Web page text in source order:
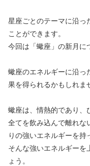
星座ごとのテーマに沿っ
ことができます。
今回は「蠍座」の新月に
蠍座のエネルギーに沿っ
果を得られるかもしれま
蠍座は、情熱的であり、
全てを飲み込んで離れな
りの強いエネルギーを持
そんな強いエネルギーを
ょう。